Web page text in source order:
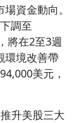
資金動向。
調至
將在2至3週
環境改善帶
美元，
升美股三大